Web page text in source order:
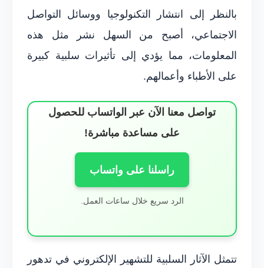
بالنظر إلى انتشار التكنولوجيا ووسائل التواصل
الاجتماعي، أصبح من السهل نشر مثل هذه
المعلومات، مما يؤدي إلى تأثيرات سلبية كبيرة
على الأطباء وأعمالهم.
تواصل معنا الآن عبر الواتساب للحصول
على مساعدة مباشرة!
راسلنا على واتساب
الرد سريع خلال ساعات العمل.
تتمثل الآثار السلبية للتشهير الإلكتروني في تدهور